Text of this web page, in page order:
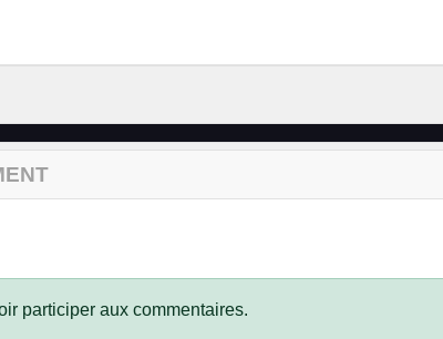
participer aux commentaires.